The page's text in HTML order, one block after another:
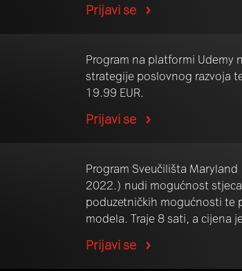
Prijavi se
Program na platformi Udemy
strategije poslovnog razvoja
19.99 EUR.
Prijavi se
Program Sveučilišta
2022.) nudi mogućnost
poduzetničkih mogućnosti te
modela. Traje 8 sati, a cijena
Prijavi se